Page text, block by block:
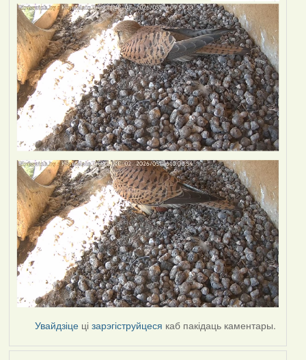
Увайдзіце цізарэгіструйцеся каб пакідаць каментары.